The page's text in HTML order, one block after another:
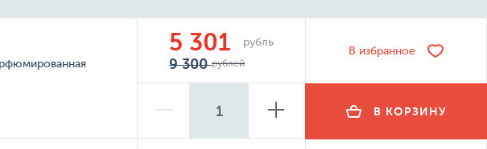
5 301 рубль
9 300рублей
В избранное
В КОРЗИНУ